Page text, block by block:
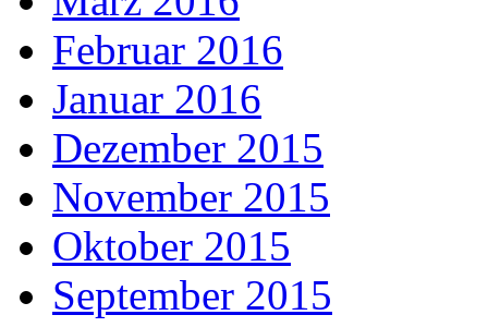
Februar 2016
Januar 2016
Dezember 2015
November 2015
Oktober 2015
September 2015